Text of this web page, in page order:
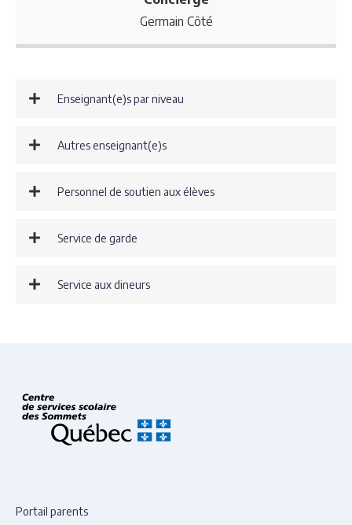
Germain Côté
Enseignant(e)s par niveau
Autres enseignant(e)s
Personnel de soutien aux élèves
Service de garde
Service aux dineurs
Portail parents